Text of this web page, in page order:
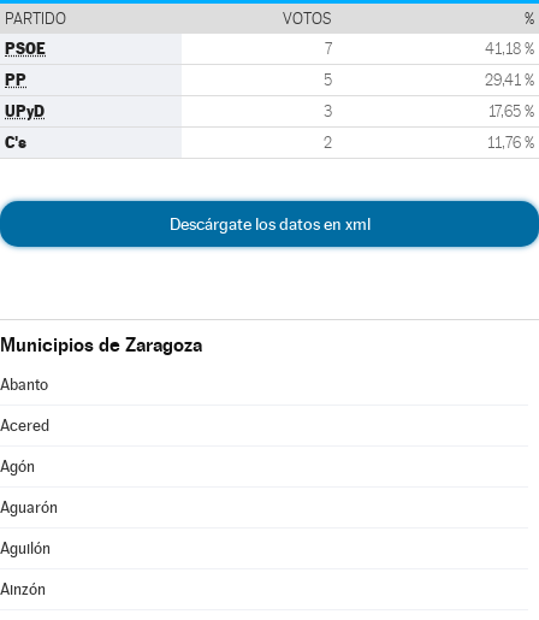
PARTIDO VOTOS %
PSOE 7 41,18 %
PP 5 29,41 %
UPyD 3 17,65 %
C's 2 11,76 %
Descárgate los datos en xml
Municipios de Zaragoza
Abanto
Acered
Agón
Aguarón
Aguilón
Ainzón